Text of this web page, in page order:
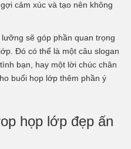
cảm xúc và tạo nên không
sẽ góp phần quan trọng
Đó có thể là một câu slogan
bạn, hay một lời chúc chân
buổi họp lớp thêm phần ý
họp lớp đẹp ấn